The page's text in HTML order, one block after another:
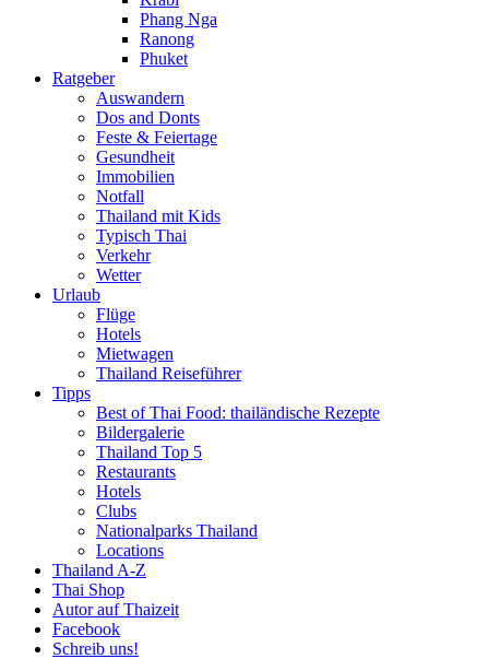
Phang Nga
Ranong
Phuket
Ratgeber
Auswandern
Dos and Donts
Feste & Feiertage
Gesundheit
Immobilien
Notfall
Thailand mit Kids
Typisch Thai
Verkehr
Wetter
Urlaub
Flüge
Hotels
Mietwagen
Thailand Reiseführer
Tipps
Best of Thai Food: thailändische Rezepte
Bildergalerie
Thailand Top 5
Restaurants
Hotels
Clubs
Nationalparks Thailand
Locations
Thailand A-Z
Thai Shop
Autor auf Thaizeit
Facebook
Schreib uns!